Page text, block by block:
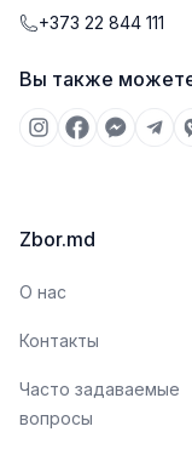
+373 22 844 111
Вы также можете
Zbor.md
О нас
Контакты
Часто задаваемые
вопросы